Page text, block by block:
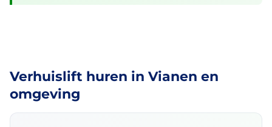
Verhuislift huren in Vianen en
omgeving